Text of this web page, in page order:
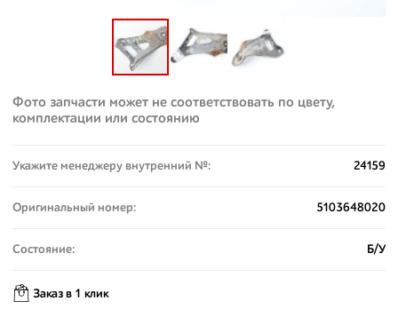
Фото запчасти может не соответствовать по цвету,
комплектации или состоянию
Укажите менеджеру внутренний №: 24159
Оригинальный номер: 5103648020
Состояние: Б/У
Заказ в 1 клик